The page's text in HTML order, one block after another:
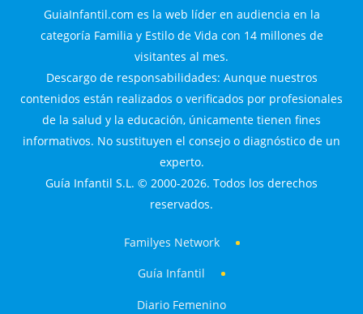
GuiaInfantil.com es la web líder en audiencia en la
categoría Familia y Estilo de Vida con 14 millones de
visitantes al mes.
Descargo de responsabilidades: Aunque nuestros
contenidos están realizados o verificados por profesionales
de la salud y la educación, únicamente tienen fines
informativos. No sustituyen el consejo o diagnóstico de un
experto.
Guía Infantil S.L. © 2000-2026. Todos los derechos
reservados.
Familyes Network
Guía Infantil
Diario Femenino